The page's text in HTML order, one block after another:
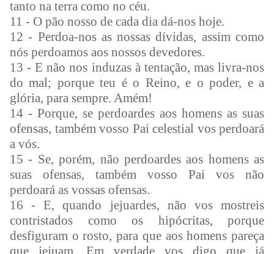
tanto na terra como no céu.
11 - O pão nosso de cada dia dá-nos hoje.
12 - Perdoa-nos as nossas dívidas, assim como
nós perdoamos aos nossos devedores.
13 - E não nos induzas à tentação, mas livra-nos
do mal; porque teu é o Reino, e o poder, e a
glória, para sempre. Amém!
14 - Porque, se perdoardes aos homens as suas
ofensas, também vosso Pai celestial vos perdoará
a vós.
15 - Se, porém, não perdoardes aos homens as
suas ofensas, também vosso Pai vos não
perdoará as vossas ofensas.
16 - E, quando jejuardes, não vos mostreis
contristados como os hipócritas, porque
desfiguram o rosto, para que aos homens pareça